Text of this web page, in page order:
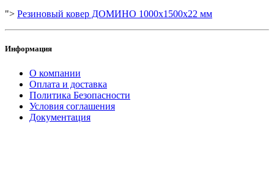
"> Резиновый ковер ДОМИНО 1000х1500х22 мм
Информация
О компании
Оплата и доставка
Политика Безопасности
Условия соглашения
Документация